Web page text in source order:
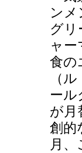
ン
グリ
ャ
食の
（
ール
が月
創的
月